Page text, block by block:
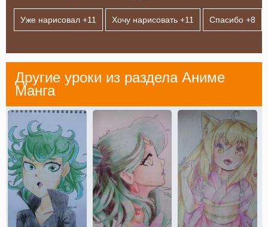
Уже нарисовал +11 Хочу нарисовать +11 Спасибо +8
Другие уроки из раздела Аниме
Манга